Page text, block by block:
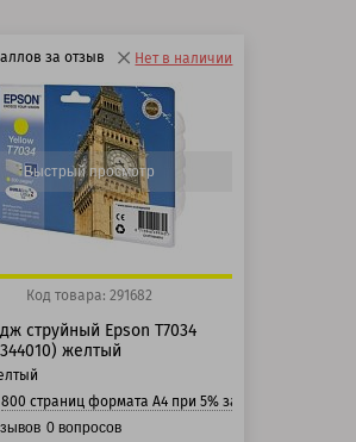
за отзыв
баллов
баллов
Нет в наличии
Быстрый просмотр
Код товара: 291682
струйный Epson T7034
желтый
800 страниц формата А4 при 5% заполнении
0 вопросов